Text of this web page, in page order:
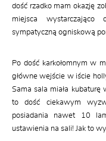
dość rzadko mam okazję
miejsca
sympatyczną ogniskową
Po dość karkołomnym w
główne wejście w iście
Sama sala miała kubaturę
to dość ciekawym
posiadania nawet 10
ustawienia na sali! Jak to